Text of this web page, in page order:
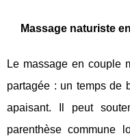
Massage naturiste
Le massage en couple
partagée : un temps de
apaisant. Il peut
parenthèse commune